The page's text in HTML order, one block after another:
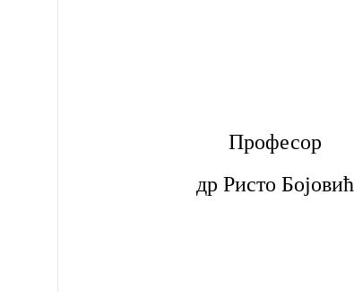
Професор
др Ристо Бојовић